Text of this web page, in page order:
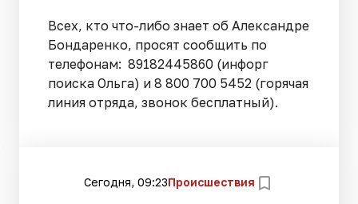
Всех, кто что-либо знает об Александре
Бондаренко, просят сообщить по
телефонам: 89182445860 (инфорг
поиска Ольга) и 8 800 700 5452 (горячая
линия отряда, звонок бесплатный).
Сегодня, 09:23Происшествия